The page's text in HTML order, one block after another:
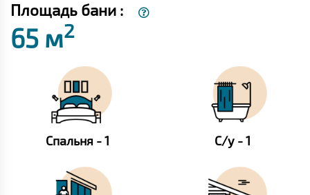
Площадь бани :
65 м2
Спальня - 1 С/у - 1